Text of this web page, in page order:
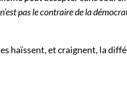
pas le contraire de la
haïssent, et craignent, la